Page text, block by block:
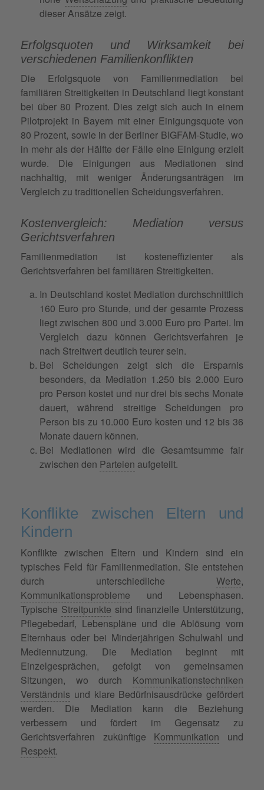
dieser Ansätze zeigt.
Erfolgsquoten und Wirksamkeit bei
verschiedenen Familienkonflikten
Die Erfolgsquote von Familienmediation bei
familiären Streitigkeiten in Deutschland liegt konstant
bei über 80 Prozent. Dies zeigt sich auch in einem
Pilotprojekt in Bayern mit einer Einigungsquote von
80 Prozent, sowie in der Berliner BIGFAM-Studie, wo
in mehr als der Hälfte der Fälle eine Einigung erzielt
wurde. Die Einigungen aus Mediationen sind
nachhaltig, mit weniger Änderungsanträgen im
Vergleich zu traditionellen Scheidungsverfahren.
Kostenvergleich: Mediation versus
Gerichtsverfahren
Familienmediation ist kosteneffizienter als
Gerichtsverfahren bei familiären Streitigkeiten.
In Deutschland kostet Mediation durchschnittlich
160 Euro pro Stunde, und der gesamte Prozess
liegt zwischen 800 und 3.000 Euro pro Partei. Im
Vergleich dazu können Gerichtsverfahren je
nach Streitwert deutlich teurer sein.
Bei Scheidungen zeigt sich die Ersparnis
besonders, da Mediation 1.250 bis 2.000 Euro
pro Person kostet und nur drei bis sechs Monate
dauert, während streitige Scheidungen pro
Person bis zu 10.000 Euro kosten und 12 bis 36
Monate dauern können.
Bei Mediationen wird die Gesamtsumme fair
zwischen den Parteien aufgeteilt.
Konflikte zwischen Eltern und
Kindern
Konflikte zwischen Eltern und Kindern sind ein
typisches Feld für Familienmediation. Sie entstehen
durch unterschiedliche Werte,
Kommunikationsprobleme und Lebensphasen.
Typische Streitpunkte sind finanzielle Unterstützung,
Pflegebedarf, Lebenspläne und die Ablösung vom
Elternhaus oder bei Minderjährigen Schulwahl und
Mediennutzung. Die Mediation beginnt mit
Einzelgesprächen, gefolgt von gemeinsamen
Sitzungen, wo durch Kommunikationstechniken
Verständnis und klare Bedürfnisausdrücke gefördert
werden. Die Mediation kann die Beziehung
verbessern und fördert im Gegensatz zu
Gerichtsverfahren zukünftige Kommunikation und
Respekt.